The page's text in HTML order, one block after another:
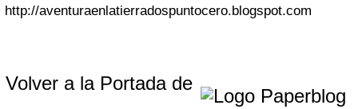
http://aventuraenlatierradospuntocero.blogspot.com
Volver a la Portada de